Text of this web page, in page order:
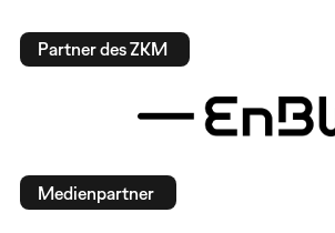
Partner des ZKM
Medienpartner